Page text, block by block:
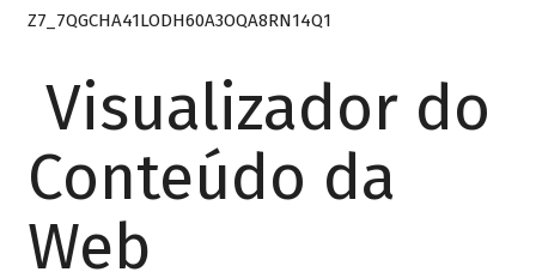
Z7_7QGCHA41LODH60A3OQA8RN14Q1
Visualizador do
Conteúdo da
Web